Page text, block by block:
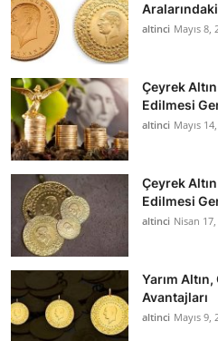
altinci Mayıs 8,
Çeyrek
Edilmesi
altinci Mayıs
Çeyrek
Edilmesi
altinci Nisan
Yarım
Avantajları
altinci Mayıs 9,